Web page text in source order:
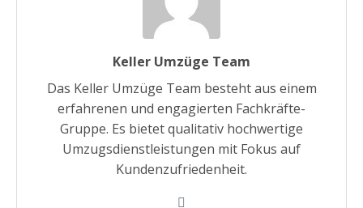
Keller Umzüge Team
Das Keller Umzüge Team besteht aus einem
erfahrenen und engagierten Fachkräfte-
Gruppe. Es bietet qualitativ hochwertige
Umzugsdienstleistungen mit Fokus auf
Kundenzufriedenheit.